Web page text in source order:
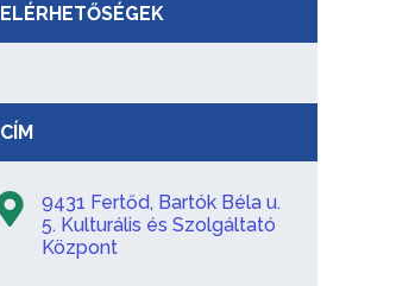
ELÉRHETŐSÉGEK
CÍM
9431 Fertőd, Bartók Béla u.
5. Kulturális és Szolgáltató
Központ